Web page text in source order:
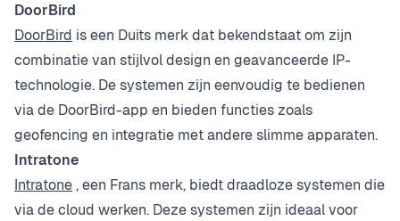
DoorBird
DoorBird is een Duits merk dat bekendstaat om zijn
combinatie van stijlvol design en geavanceerde IP-
technologie. De systemen zijn eenvoudig te bedienen
via de DoorBird-app en bieden functies zoals
geofencing en integratie met andere slimme apparaten.
Intratone
Intratone, een Frans merk, biedt draadloze systemen die
via de cloud werken. Deze systemen zijn ideaal voor